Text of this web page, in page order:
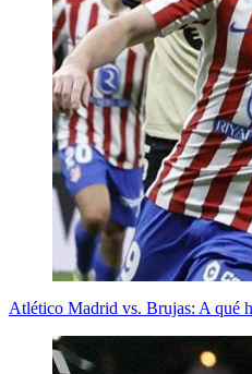
Atlético Madrid vs. Brujas: A qué